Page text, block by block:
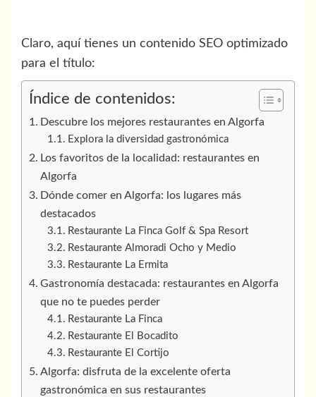
Claro, aquí tienes un contenido SEO optimizado
para el título:
Índice de contenidos:
Descubre los mejores restaurantes en Algorfa
Explora la diversidad gastronómica
Los favoritos de la localidad: restaurantes en
Algorfa
Dónde comer en Algorfa: los lugares más
destacados
Restaurante La Finca Golf & Spa Resort
Restaurante Almoradi Ocho y Medio
Restaurante La Ermita
Gastronomía destacada: restaurantes en Algorfa
que no te puedes perder
Restaurante La Finca
Restaurante El Bocadito
Restaurante El Cortijo
Algorfa: disfruta de la excelente oferta
gastronómica en sus restaurantes